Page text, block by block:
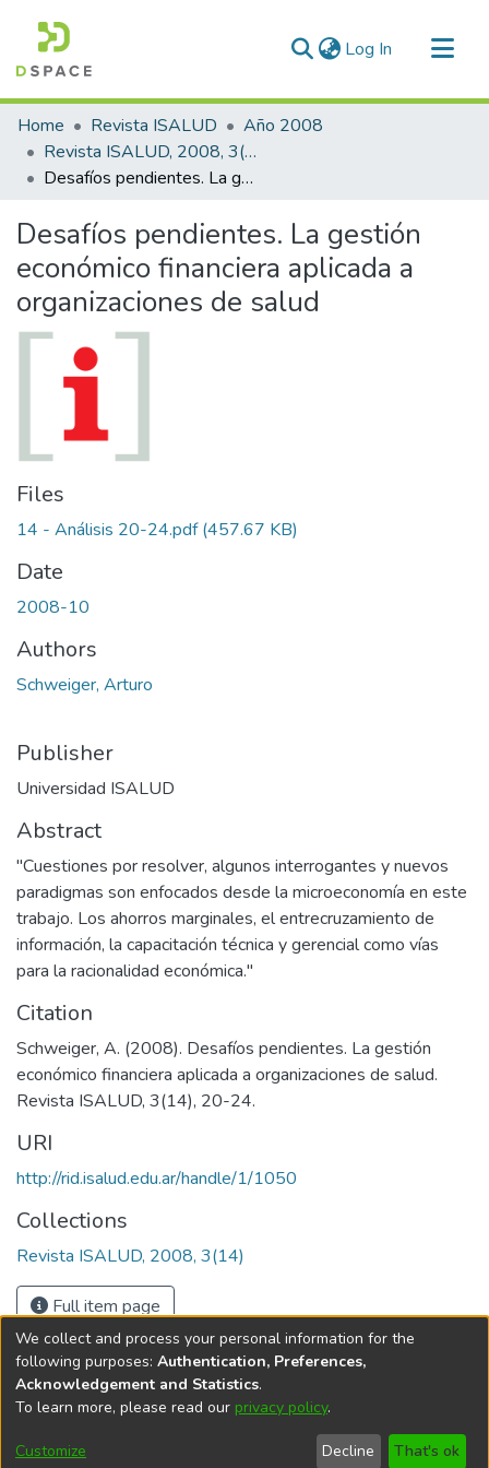
Log In (current)
Communities & Collections
All of DSpace
Statistics
Home Revista ISALUD
Año 2008
Revista ISALUD, 2008, 3(14)
Desafíos pendientes. La gestión económico financiera aplicada a organizaciones de salud
Desafíos pendientes. La gestión
económico financiera aplicada a
organizaciones de salud
Files
14 - Análisis 20-24.pdf(457.67 KB)
Date
2008-10
Authors
Schweiger, Arturo
Publisher
Universidad ISALUD
Abstract
"Cuestiones por resolver, algunos interrogantes y nuevos
paradigmas son enfocados desde la microeconomía en este
trabajo. Los ahorros marginales, el entrecruzamiento de
información, la capacitación técnica y gerencial como vías
para la racionalidad económica."
Citation
Schweiger, A. (2008). Desafíos pendientes. La gestión
económico financiera aplicada a organizaciones de salud.
Revista ISALUD, 3(14), 20-24.
URI
http://rid.isalud.edu.ar/handle/1/1050
Collections
Revista ISALUD, 2008, 3(14)
Full item page
DSpace softwarecopyright © 2002-2026
Cookie
End User
Send
We collect and process your personal information for the
following purposes: Authentication, Preferences,
Acknowledgement and Statistics.
To learn more, please read our privacy policy.
Customize Decline That's ok